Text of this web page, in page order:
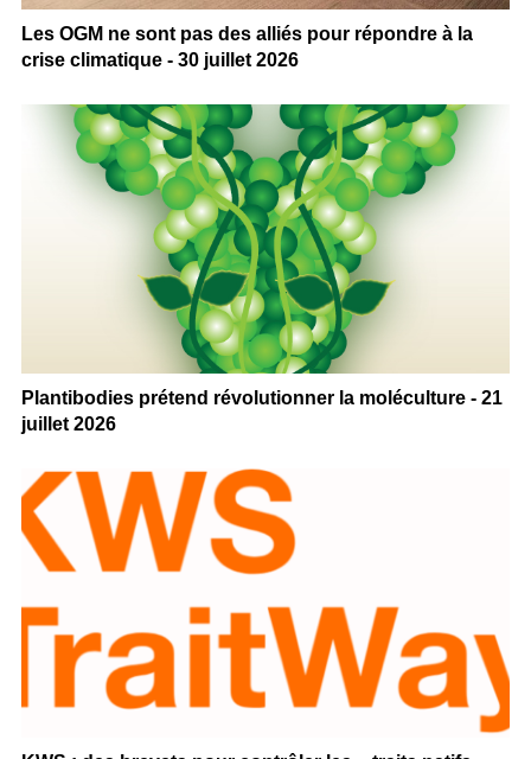
Les OGM ne sont pas des alliés pour répondre à la
crise climatique - 30 juillet 2026
Plantibodies prétend révolutionner la moléculture - 21
juillet 2026